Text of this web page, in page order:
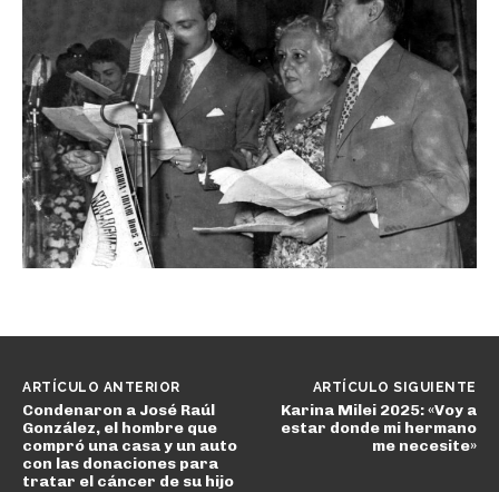
ARTÍCULO ANTERIOR
Condenaron a José Raúl
González, el hombre que
compró una casa y un auto
con las donaciones para
tratar el cáncer de su hijo
ARTÍCULO SIGUIENTE
Karina Milei 2025: «Voy a
estar donde mi hermano
me necesite»